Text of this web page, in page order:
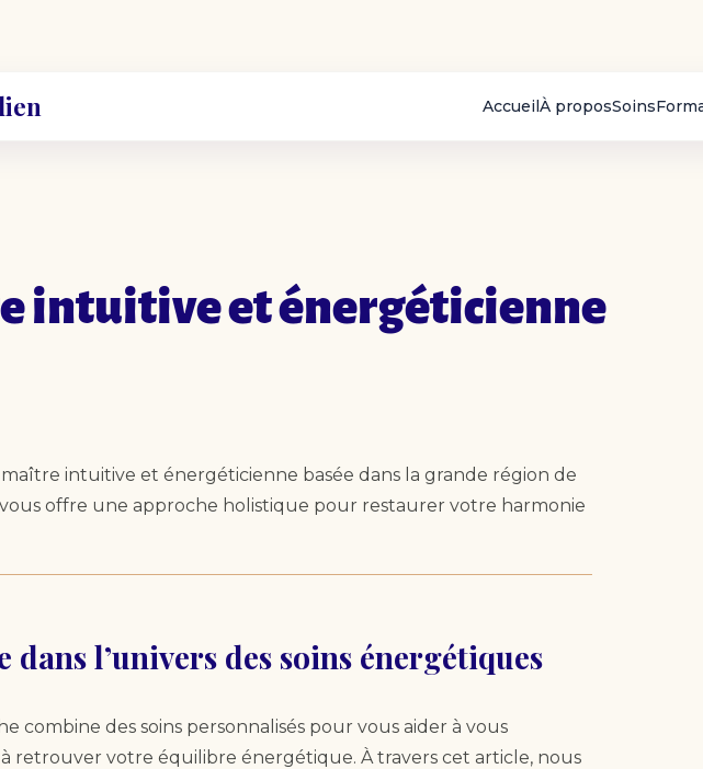
AccueilÀ proposSoins
intuitive et énergéticienne
intuitive et énergéticienne basée dans la grande région de
offre une approche holistique pour restaurer votre harmonie
dans l’univers des soins énergétiques
combine des soins personnalisés pour vous aider à vous
retrouver votre équilibre énergétique. À travers cet article, nous